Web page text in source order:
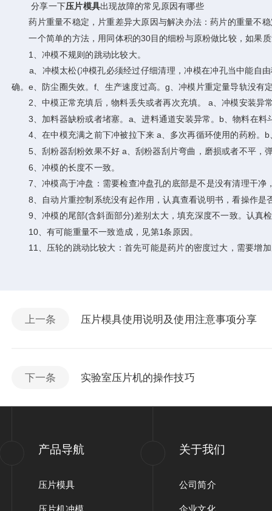
分享一下压片模具出现故障的常见原因有哪些
药片重量不稳定，片重差异大原因与解决办法：药片的重量不稳
一个简单的方法，用同体积的30目的细粉与原粉做比较，如果质
1、冲模不规则的跳动比较大。
a、冲模太松(冲模孔必须经过仔细清理，冲模在冲孔当中能自由
确。e、防尘圈失效。f、生产速度过高。g、冲模片重定量导轨没有
2、中模正常充填后，物料丢失或者再次充填。 a、冲模安装异
3、加料器缺粉或者堵塞。a、进料通道安装异常。b、物料在料
4、在中模充满之前下冲被拉下来 a、多次再循环使用的药粉。b
5、刮粉器刮粉效果不好 a、刮粉器刮片弯曲，磨损或者不平，
6、冲模的长度不一致。
7、冲模高于冲盘：需要检查冲盘孔的底部是不是没有清理干净
8、自动片重控制系统没有起作用，认真查看说明书，看操作是
9、冲模的尾部(含斜面部分)差别太大，填充深度不一致。认真
10、有可能重量不一致造成，见第1条原因。
11、压轮的跳动比较大：首先可能是药片的密度过大，需要增加
上一条 压片模具使用说明及使用注意事项分享
下一条 实验室压片机的操作技巧
产品导航
压片模具
压片机冲模
关于我们
公司简介
企业文化